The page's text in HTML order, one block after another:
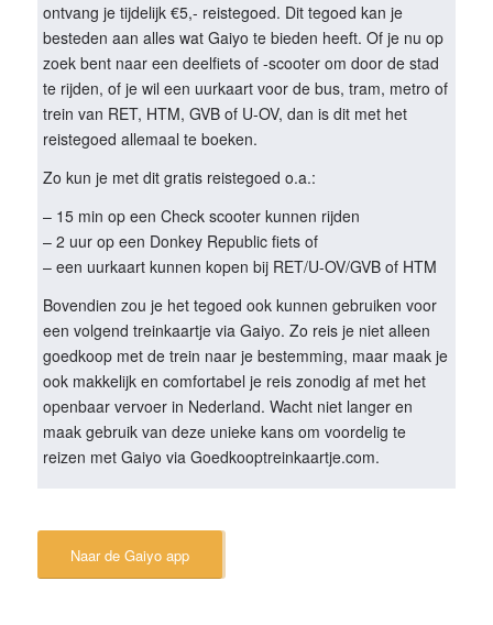
ontvang je tijdelijk €5,- reistegoed. Dit tegoed kan je
besteden aan alles wat Gaiyo te bieden heeft. Of je nu op
zoek bent naar een deelfiets of -scooter om door de stad
te rijden, of je wil een uurkaart voor de bus, tram, metro of
trein van RET, HTM, GVB of U-OV, dan is dit met het
reistegoed allemaal te boeken.
Zo kun je met dit gratis reistegoed o.a.:
– 15 min op een Check scooter kunnen rijden
– 2 uur op een Donkey Republic fiets of
– een uurkaart kunnen kopen bij RET/U-OV/GVB of HTM
Bovendien zou je het tegoed ook kunnen gebruiken voor
een volgend treinkaartje via Gaiyo. Zo reis je niet alleen
goedkoop met de trein naar je bestemming, maar maak je
ook makkelijk en comfortabel je reis zonodig af met het
openbaar vervoer in Nederland. Wacht niet langer en
maak gebruik van deze unieke kans om voordelig te
reizen met Gaiyo via Goedkooptreinkaartje.com.
Naar de Gaiyo app